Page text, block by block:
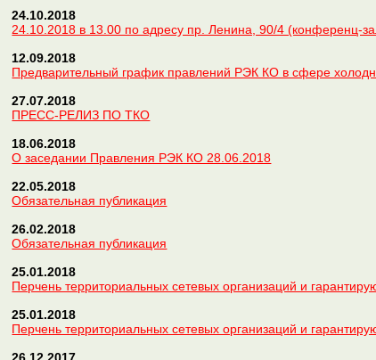
24.10.2018
24.10.2018 в 13.00 по адресу пр. Ленина, 90/4 (конференц-
12.09.2018
Предварительный график правлений РЭК КО в сфере
27.07.2018
ПРЕСС-РЕЛИЗ ПО ТКО
18.06.2018
О заседании Правления РЭК КО 28.06.2018
22.05.2018
Обязательная публикация
26.02.2018
Обязательная публикация
25.01.2018
Перчень территориальных сетевых организаций и
25.01.2018
Перчень территориальных сетевых организаций и